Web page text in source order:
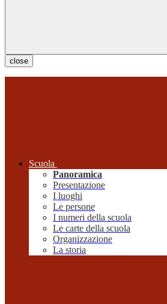
close
Scuola
Panoramica
Presentazione
I luoghi
Le persone
I numeri della scuola
Le carte della scuola
Organizzazione
La storia